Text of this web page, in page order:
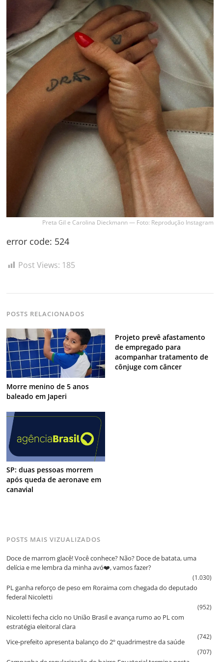
Preta Gil e Carolina Dieckmann — Foto: Reprodução Instagram
error code: 524
Post Views: 185
POSTS RELACIONADOS
Morre menino de 5 anos
baleado em Japeri
Projeto prevê afastamento
de empregado para
acompanhar tratamento de
cônjuge com câncer
SP: duas pessoas morrem
após queda de aeronave em
canavial
de
POSTS MAIS VIZUALIZADOS
Doce de marrom glacê! Você conhece? Não? Doce de batata, uma
delícia e me lembra da minha avó❤️, vamos fazer?
(1.030)
PL ganha reforço de peso em Roraima com chegada do deputado
federal Nicoletti
(952)
Nicoletti fecha ciclo no União Brasil e avança rumo ao PL com
estratégia eleitoral clara
(742)
Vice‑prefeito apresenta balanço do 2º quadrimestre da saúde
(707)